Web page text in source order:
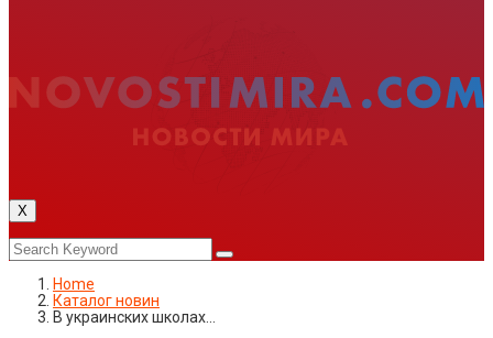
X
Home
Каталог новин
В украинских школах…